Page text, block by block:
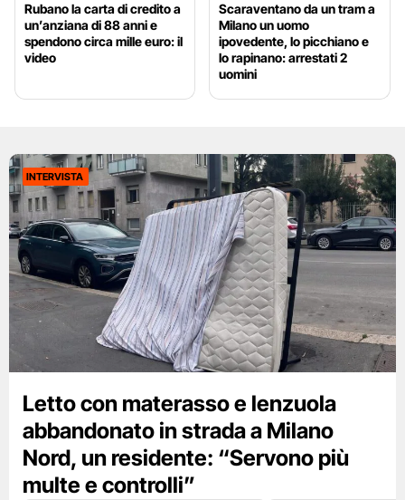
Rubano la carta di credito a
un’anziana di 88 anni e
spendono circa mille euro: il
video
Scaraventano da un tram a
Milano un uomo
ipovedente, lo picchiano e
lo rapinano: arrestati 2
uomini
INTERVISTA
Letto con materasso e lenzuola
abbandonato in strada a Milano
Nord, un residente: “Servono più
multe e controlli”